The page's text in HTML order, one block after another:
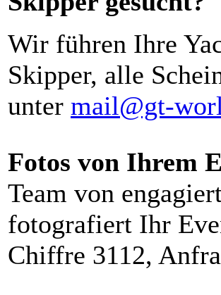
Wir führen Ihre
Skipper, alle
unter mail@gt-
Fotos von Ihrem
Team von
fotografiert Ihr
Chiffre 3112,